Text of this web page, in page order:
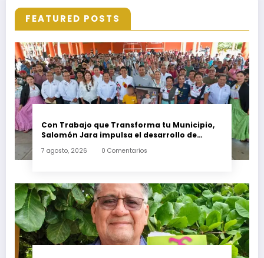
FEATURED POSTS
Con Trabajo que Transforma tu Municipio,
Salomón Jara impulsa el desarrollo de
7 agosto, 2026 0 Comentarios